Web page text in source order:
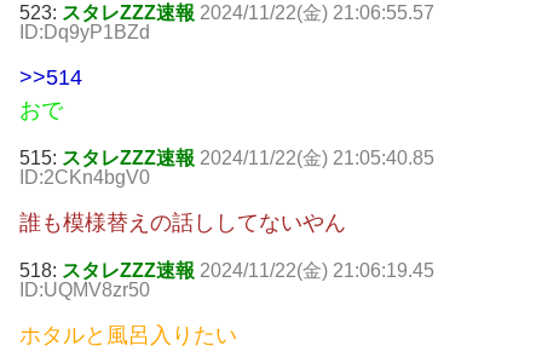
523: スタレZZZ速報 2024/11/22(金) 21:06:55.57
ID:Dq9yP1BZd
>>514
おで
515: スタレZZZ速報 2024/11/22(金) 21:05:40.85
ID:2CKn4bgV0
誰も模様替えの話ししてないやん
518: スタレZZZ速報 2024/11/22(金) 21:06:19.45
ID:UQMV8zr50
ホタルと風呂入りたい